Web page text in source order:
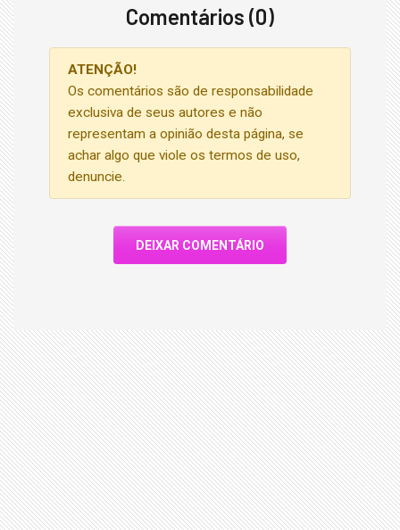
Comentários (0)
ATENÇÃO!
Os comentários são de responsabilidade
exclusiva de seus autores e não
representam a opinião desta página, se
achar algo que viole os termos de uso,
denuncie.
DEIXAR COMENTÁRIO